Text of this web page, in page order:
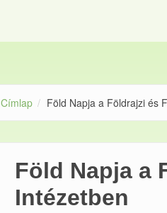
Címlap Föld Napja a Földrajzi és
Föld Napja a
Intézetben